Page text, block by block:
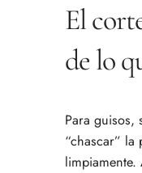
El
de lo
Para guisos,
“chascar” la